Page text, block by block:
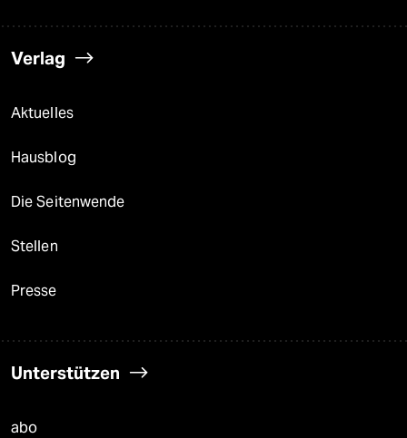
Verlag
Aktuelles
Hausblog
Die Seitenwende
Stellen
Presse
Unterstützen
abo